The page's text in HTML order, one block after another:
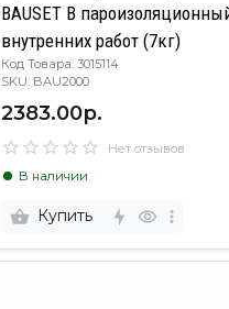
BAUSET B
внутренних работ (7кг)
Код Товара: 3015114
SKU: BAU2000
2383.00р.
Нет отзывов
В наличии
Купить